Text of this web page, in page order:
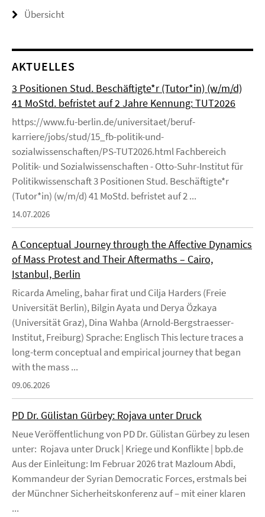
Übersicht
AKTUELLES
3 Positionen Stud. Beschäftigte*r (Tutor*in) (w/m/d)
41 MoStd. befristet auf 2 Jahre Kennung: TUT2026
https://www.fu-berlin.de/universitaet/beruf-
karriere/jobs/stud/15_fb-politik-und-
sozialwissenschaften/PS-TUT2026.html Fachbereich
Politik- und Sozialwissenschaften - Otto-Suhr-Institut für
Politikwissenschaft 3 Positionen Stud. Beschäftigte*r
(Tutor*in) (w/m/d) 41 MoStd. befristet auf 2 ...
14.07.2026
A Conceptual Journey through the Affective Dynamics
of Mass Protest and Their Aftermaths – Cairo,
Istanbul, Berlin
Ricarda Ameling, bahar firat und Cilja Harders (Freie
Universität Berlin), Bilgin Ayata und Derya Özkaya
(Universität Graz), Dina Wahba (Arnold-Bergstraesser-
Institut, Freiburg) Sprache: Englisch This lecture traces a
long-term conceptual and empirical journey that began
with the mass ...
09.06.2026
PD Dr. Gülistan Gürbey: Rojava unter Druck
Neue Veröffentlichung von PD Dr. Gülistan Gürbey zu lesen
unter: Rojava unter Druck | Kriege und Konflikte | bpb.de
Aus der Einleitung: Im Februar 2026 trat Mazloum Abdi,
Kommandeur der Syrian Democratic Forces, erstmals bei
der Münchner Sicherheitskonferenz auf – mit einer klaren
...